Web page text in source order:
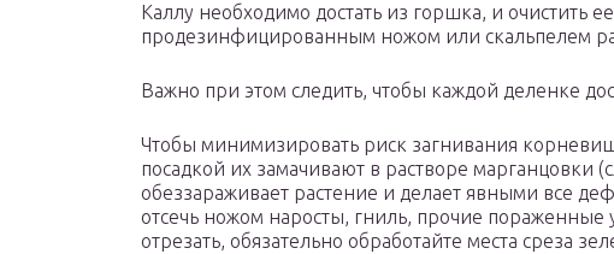
Каллу необходимо достать из горшка, и очистить
продезинфицированным ножом или скальпелем
Важно при этом следить, чтобы каждой деленке
Чтобы минимизировать риск загнивания
посадкой их замачивают в растворе марганцовки
обеззараживает растение и делает явными все
отсечь ножом наросты, гниль, прочие пораженные
отрезать, обязательно обработайте места среза